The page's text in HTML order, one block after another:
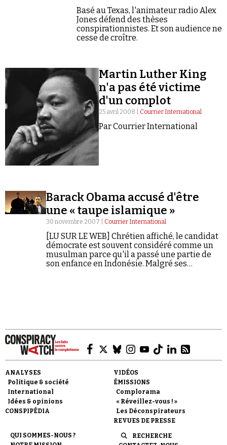
Basé au Texas, l'animateur radio Alex
Jones défend des thèses
conspirationnistes. Et son audience ne
cesse de croître.
Martin Luther King
n'a pas été victime
d'un complot
25 avril 2008 | Courrier International
Par Courrier International
Barack Obama accusé d'être
une « taupe islamique »
30 novembre 2007 | Courrier International
[LU SUR LE WEB] Chrétien affiché, le candidat
démocrate est souvent considéré comme un
musulman parce qu'il a passé une partie de
son enfance en Indonésie. Malgré ses
ANALYSES
Politique & société
International
Idées & opinions
CONSPIPÉDIA
VIDÉOS
ÉMISSIONS
Complorama
« Réveillez-vous ! »
Les Déconspirateurs
REVUES DE PRESSE
QUI SOMMES-NOUS ?
RECHERCHE